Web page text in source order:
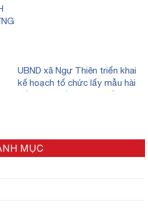
UBND xã Ngự Thiên triển khai
kế hoạch tổ chức lấy mẫu hài
MỤC